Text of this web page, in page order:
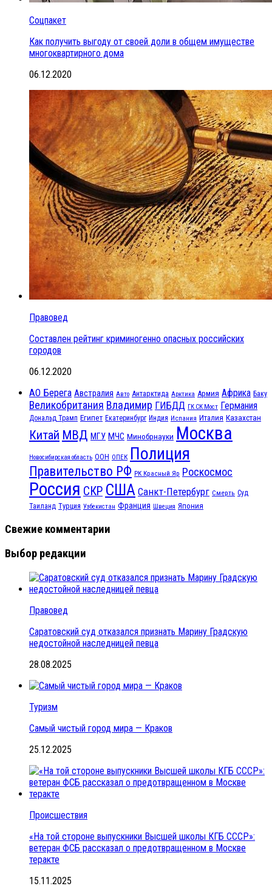
Соцпакет
Как получить выгоду от своей доли в общем имуществе
многоквартирного дома
06.12.2020
Правовед
Составлен рейтинг криминогенно опасных российских
городов
06.12.2020
АО Берега Австралия Авто Антарктида Арктика Армия Африка Баку
Великобритания Владимир ГИБДД ГК СК Мост Германия
Дональд Трамп Египет Екатеринбург Индия Испания Италия Казахстан
Китай МВД МГУ МЧС Минобрнауки Москва
Новосибирская область ООН ОПЕК Полиция
Правительство РФ РК Красный Яр Роскосмос
Россия СКР США Санкт-Петербург Смерть Суд
Таиланд Турция Узбекистан Франция Швеция Япония
Свежие комментарии
Выбор редакции
Правовед
Саратовский суд отказался признать Марину Градскую
недостойной наследницей певца
28.08.2025
Туризм
Самый чистый город мира — Краков
25.12.2025
Происшествия
«На той стороне выпускники Высшей школы КГБ СССР»:
ветеран ФСБ рассказал о предотвращенном в Москве
теракте
15.11.2025